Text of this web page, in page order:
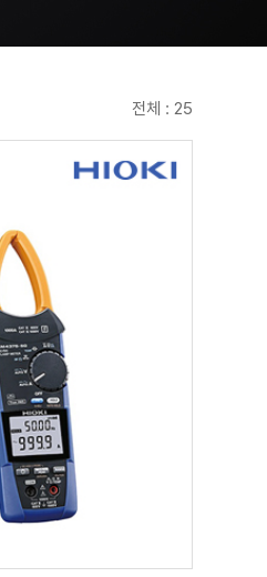
전체 : 25